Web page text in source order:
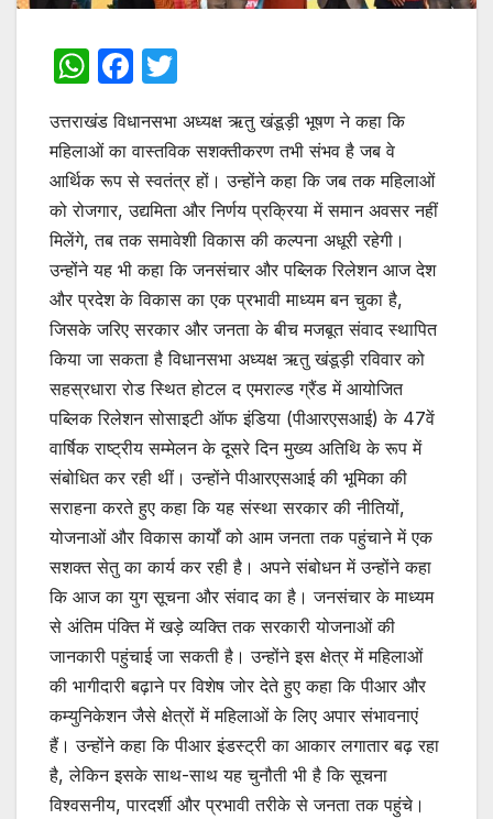
W
h
at
s
A
p
p
F
c
e
b
o
o
k
itt
er
उत्तराखंड विधानसभा अध्यक्ष ऋतु खंडूड़ी भूषण ने कहा कि
महिलाओं का वास्तविक सशक्तीकरण तभी संभव है जब वे
आर्थिक रूप से स्वतंत्र हों। उन्होंने कहा कि जब तक महिलाओं
को रोजगार, उद्यमिता और निर्णय प्रक्रिया में समान अवसर नहीं
मिलेंगे, तब तक समावेशी विकास की कल्पना अधूरी रहेगी।
उन्होंने यह भी कहा कि जनसंचार और पब्लिक रिलेशन आज देश
और प्रदेश के विकास का एक प्रभावी माध्यम बन चुका है,
जिसके जरिए सरकार और जनता के बीच मजबूत संवाद स्थापित
किया जा सकता है विधानसभा अध्यक्ष ऋतु खंडूड़ी रविवार को
सहस्रधारा रोड स्थित होटल द एमराल्ड ग्रैंड में आयोजित
पब्लिक रिलेशन सोसाइटी ऑफ इंडिया (पीआरएसआई) के 47वें
वार्षिक राष्ट्रीय सम्मेलन के दूसरे दिन मुख्य अतिथि के रूप में
संबोधित कर रही थीं। उन्होंने पीआरएसआई की भूमिका की
सराहना करते हुए कहा कि यह संस्था सरकार की नीतियों,
योजनाओं और विकास कार्यों को आम जनता तक पहुंचाने में एक
सशक्त सेतु का कार्य कर रही है। अपने संबोधन में उन्होंने कहा
कि आज का युग सूचना और संवाद का है। जनसंचार के माध्यम
से अंतिम पंक्ति में खड़े व्यक्ति तक सरकारी योजनाओं की
जानकारी पहुंचाई जा सकती है। उन्होंने इस क्षेत्र में महिलाओं
की भागीदारी बढ़ाने पर विशेष जोर देते हुए कहा कि पीआर और
कम्युनिकेशन जैसे क्षेत्रों में महिलाओं के लिए अपार संभावनाएं
हैं। उन्होंने कहा कि पीआर इंडस्ट्री का आकार लगातार बढ़ रहा
है, लेकिन इसके साथ-साथ यह चुनौती भी है कि सूचना
विश्वसनीय, पारदर्शी और प्रभावी तरीके से जनता तक पहुंचे।